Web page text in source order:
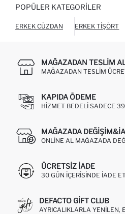
POPÜLER KATEGORILER
ERKEK CÜZDAN ERKEK TIŞÖRT
MAĞAZADAN TESLIM
MAĞAZADAN TESLIM
KAPIDA ÖDEME
HIZMET BEDELI SADECE
MAĞAZADA
ONLINE AL MAĞAZADA
ÜCRETSIZ IADE
30 GÜN IÇERISINDE IADE
DEFACTO GIFT CLUB
AYRICALIKLARLA YENILEN,